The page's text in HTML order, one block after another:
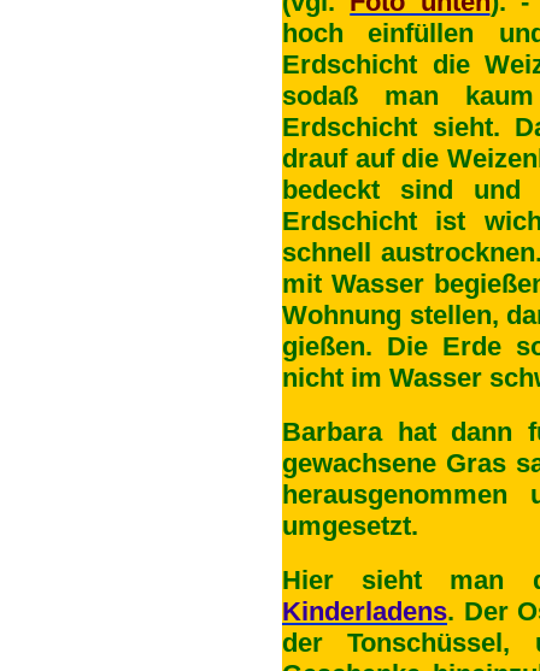
hoch einfüllen
Erdschicht die
sodaß man
Erdschicht sieht.
drauf auf die
bedeckt sind und
Erdschicht ist
schnell
mit Wasser
Wohnung stellen,
gießen. Die Erde
nicht im Wasser
Barbara hat dann
gewachsene Gras
umgesetzt.
Hier sieht man
Kinderladens. Der
der